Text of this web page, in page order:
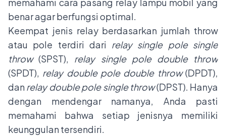
memahami cara pasang relay lampu mobil yang
benar agar berfungsi optimal.
Keempat jenis relay berdasarkan jumlah throw
atau pole terdiri dari relay single pole single
throw(SPST), relay single pole double throw
(SPDT), relay double pole double throw(DPDT),
danrelay double pole single throw(DPST). Hanya
dengan mendengar namanya, Anda pasti
memahami bahwa setiap jenisnya memiliki
keunggulan tersendiri.